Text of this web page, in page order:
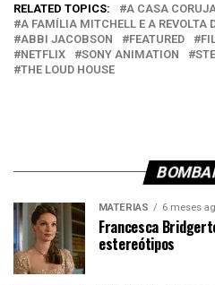
RELATED TOPICS:
A CASA
A FAMÍLIA MITCHELL E A REVOLTA
ABBI JACOBSON
FEATURED
NETFLIX
SONY ANIMATION
THE LOUD HOUSE
MATÉRIAS 6 meses
Francesca
estereótipos